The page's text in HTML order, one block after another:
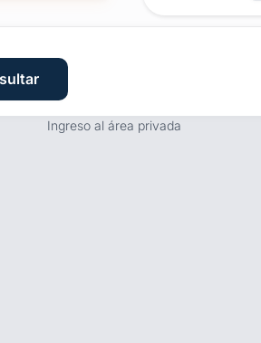
Registro de proveedores
Ingreso al área privada